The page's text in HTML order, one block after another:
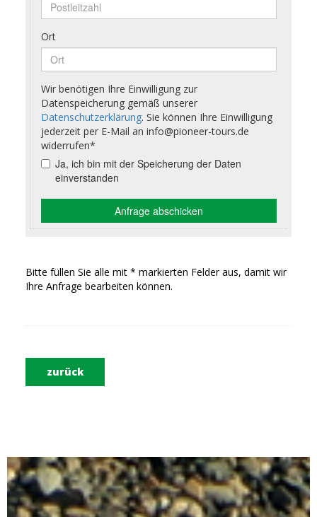
Bitte füllen Sie alle mit * markierten Felder aus, damit wir
Ihre Anfrage bearbeiten können.
zurück